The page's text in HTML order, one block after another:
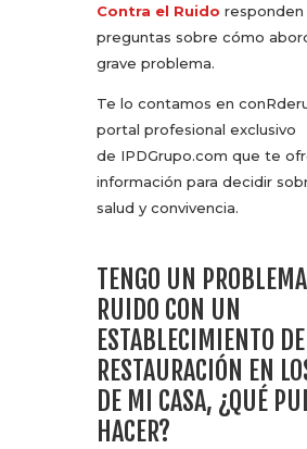
Contra el Ruido responden
preguntas sobre cómo
grave problema.
Te lo contamos en
portal profesional exclusivo
de IPDGrupo.com que te
información para decidir
salud y convivencia.
TENGO UN
RUIDO CON UN
ESTABLECIMIENTO
RESTAURACIÓN EN
DE MI CASA, ¿QUÉ
HACER?